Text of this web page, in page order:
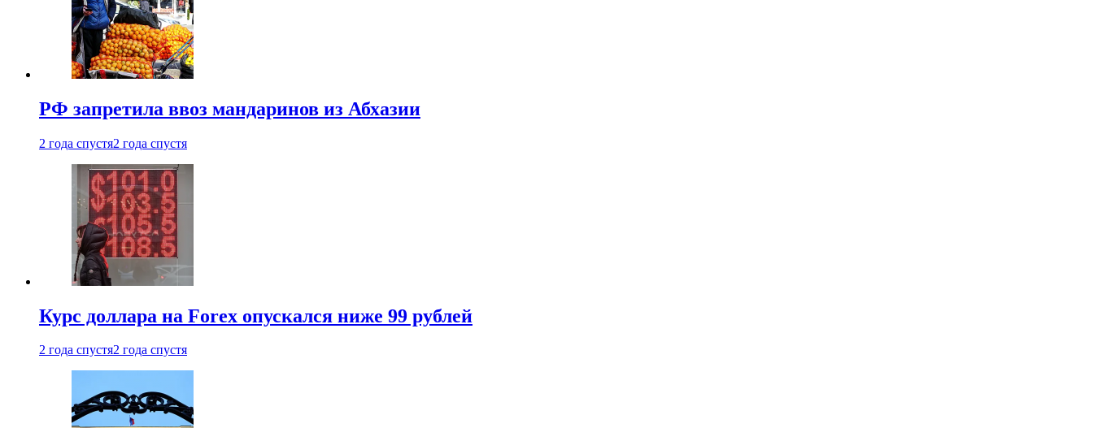
РФ запретила ввоз мандаринов из Абхазии
2 года спустя2 года спустя
Курс доллара на Forex опускался ниже 99 рублей
2 года спустя2 года спустя